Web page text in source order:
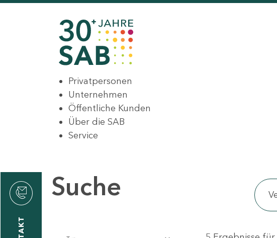
Privatpersonen
Unternehmen
Öffentliche Kunden
Über die SAB
Service
Suche